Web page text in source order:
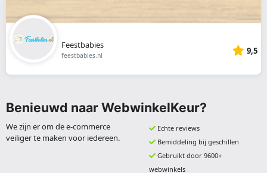
Feestbabies
feestbabies.nl 9,5
Benieuwd naar WebwinkelKeur?
We zijn er om de e-commerce
veiliger te maken voor iedereen.
Echte reviews
Bemiddeling bij geschillen
Gebruikt door 9600+
webwinkels